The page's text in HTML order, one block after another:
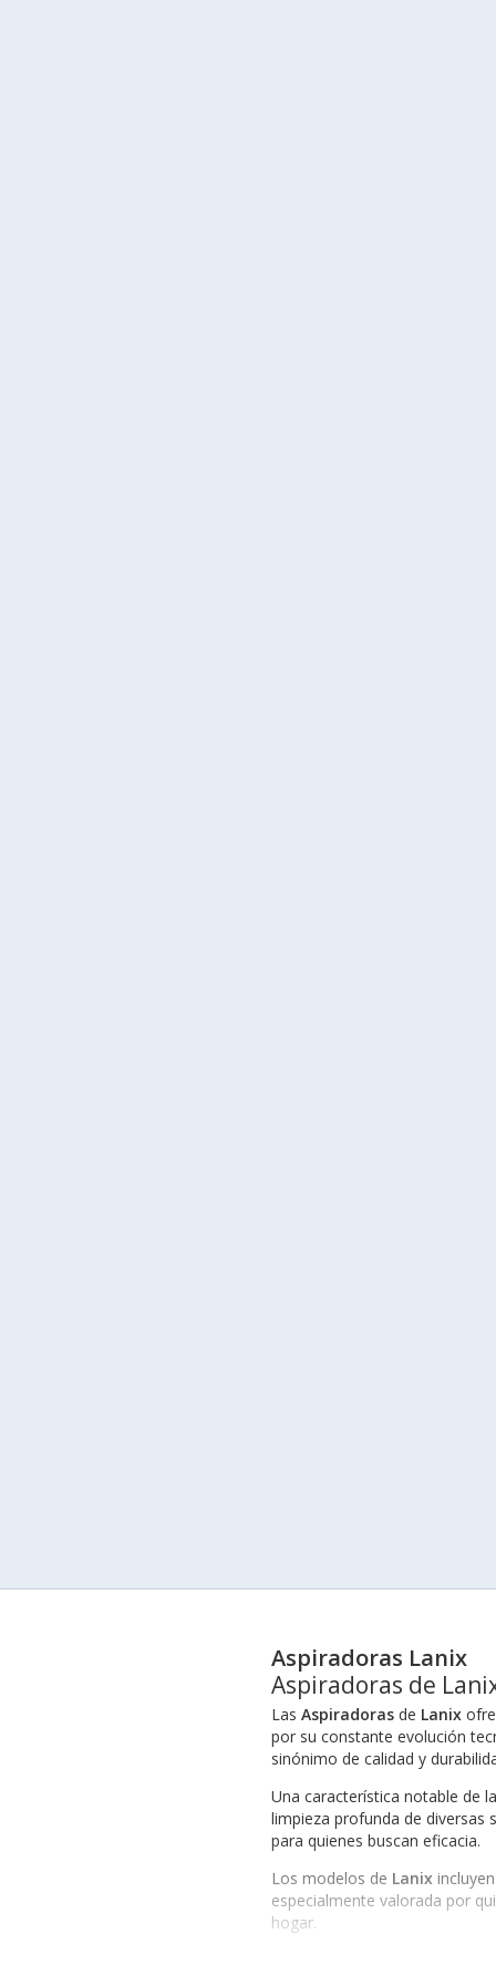
Aspiradoras Lanix
Aspiradoras de
Las Aspiradorasde Lanix
por su constante evolución
sinónimo de calidad y
Una característica notable de
limpieza profunda de diversas
para quienes buscan eficacia.
Los modelos de Lanix
especialmente valorada por
hogar.